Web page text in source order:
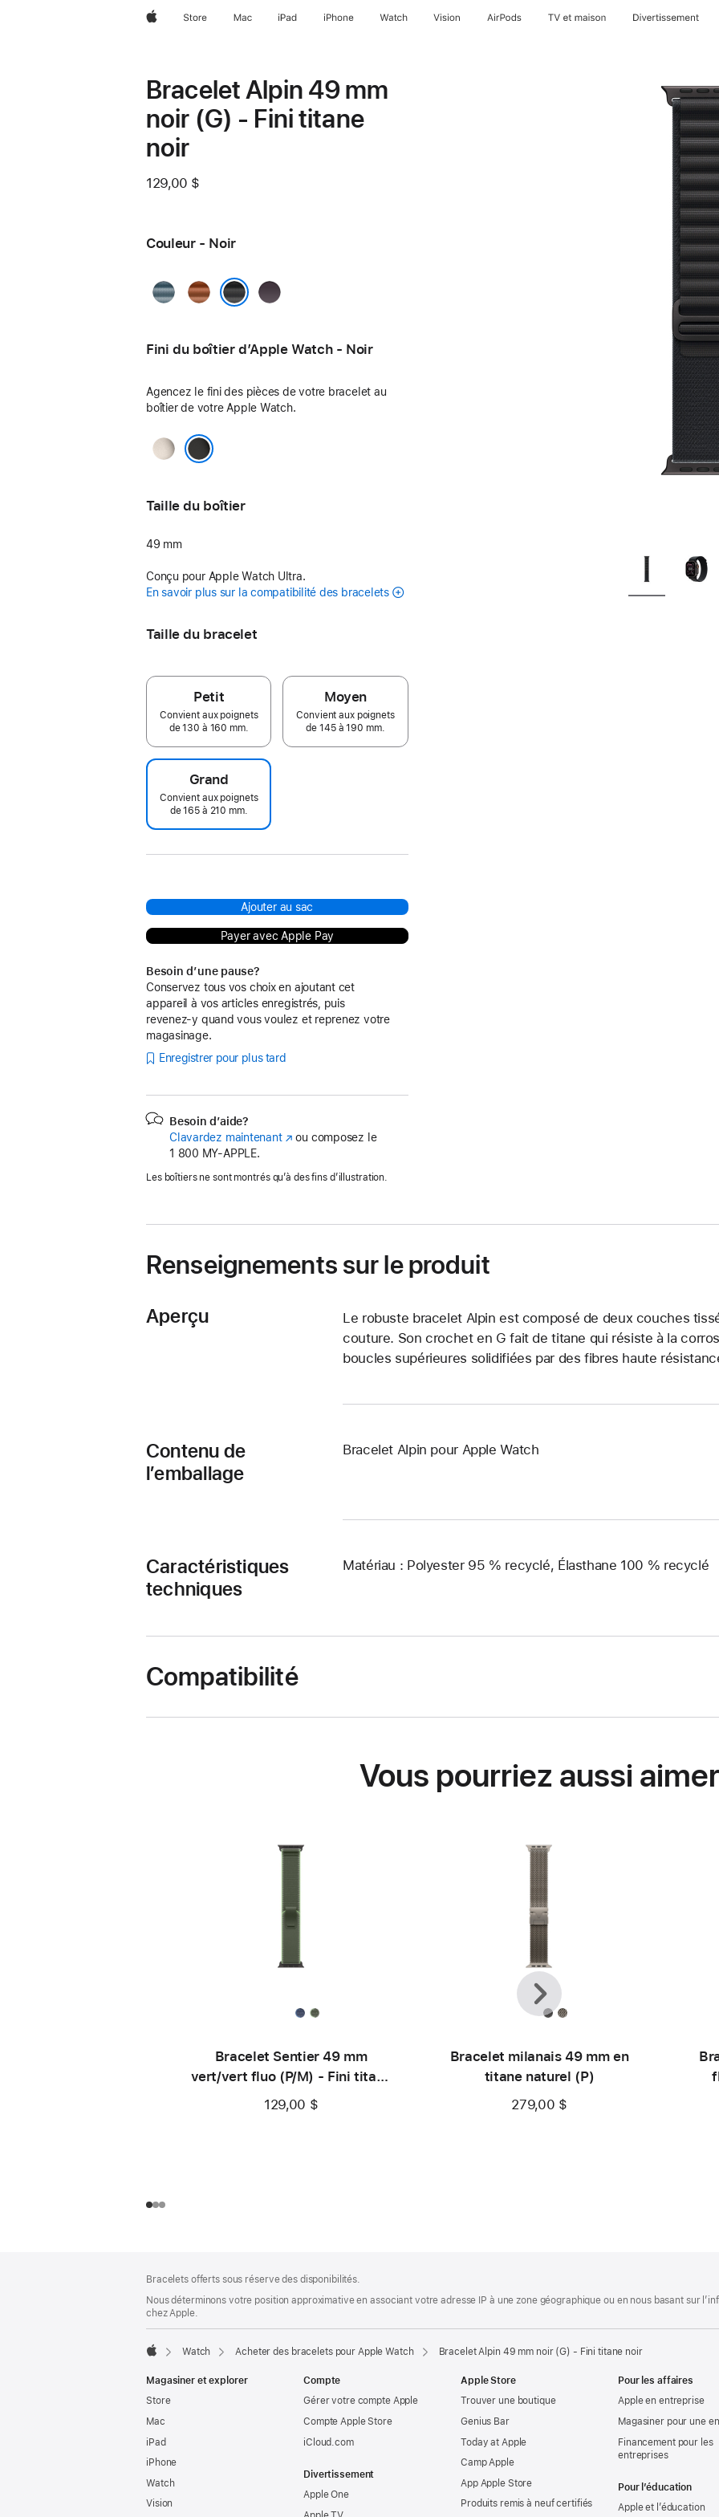
AppleStore Mac iPad iPhone Watch Vision AirPods TV et maison Divertissement
Bracelet Alpin 49 mm
noir (G) - Fini titane
noir
129,00 $
Couleur - Noir
Bleu
Terre
Indigo
Fini du boîtier d’Apple Watch - Noir
Agencez le fini des pièces de votre bracelet au
boîtier de votre Apple Watch.
Naturel
Taille du boîtier
49 mm
Conçu pour Apple Watch Ultra.
En savoir plus sur la compatibilité des bracelets
Taille du bracelet
Petit
Convient aux poignets
de 130 à 160 mm.
Moyen
Convient aux poignets
de 145 à 190 mm.
Grand
Convient aux poignets
de 165 à 210 mm.
Ajouter au sac
Payer avec Apple Pay
Besoin d’une pause?
Conservez tous vos choix en ajoutant cet
appareil à vos articles enregistrés, puis
revenez-y quand vous voulez et reprenez votre
magasinage.
Enregistrer pour plus tard
Besoin d’aide?
Clavardez maintenant(s’ouvre
nouvelle
ou composez le
1 800 MY‑APPLE.
Les boîtiers ne sont montrés qu’à des fins d’illustration.
Renseignements sur le produit
Aperçu
Le robuste bracelet Alpin est composé de deux couches
couture. Son crochet en G fait de titane qui résiste à la
boucles supérieures solidifiées par des fibres haute
Contenu de
l’emballage
Bracelet Alpin pour Apple Watch
Caractéristiques
techniques
Matériau : Polyester 95 % recyclé, Élasthane 100 % recyclé
Compatibilité
Vous pourriez aussi aimer
Bracelet Sentier 49 mm
vert/vert fluo (P/M) - Fini titane
noir
129,00 $
Bracelet milanais 49 mm en
titane naturel (P)
279,00 $
Précédent
Suivante
de
page
de
bas
de
page
Bracelets offerts sous réserve des disponibilités.
Nous déterminons votre position approximative en associant votre adresse IP à une zone géographique ou en nous basant sur
chez Apple.
Watch Acheter des bracelets pour Apple Watch Bracelet Alpin 49 mm noir (G) - Fini titane noir
Magasiner et explorer
Store
Mac
iPad
iPhone
Watch
Vision
Compte
Gérer votre compte Apple
Compte Apple Store
iCloud.com
Divertissement
Apple One
Apple Store
Trouver une boutique
Genius Bar
Today at Apple
Camp Apple
App Apple Store
Produits remis à neuf certifiés
Pour les affaires
Apple en entreprise
Magasiner pour une
Financement pour les
entreprises
Pour l’éducation
Apple et l’éducation